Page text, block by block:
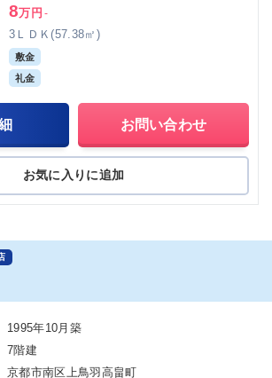
8万円 -
3ＬＤＫ(57.38㎡)
敷金
礼金
お問い合わせ
お気に入りに追加
1995年10月築
7階建
京都市南区上鳥羽高畠町